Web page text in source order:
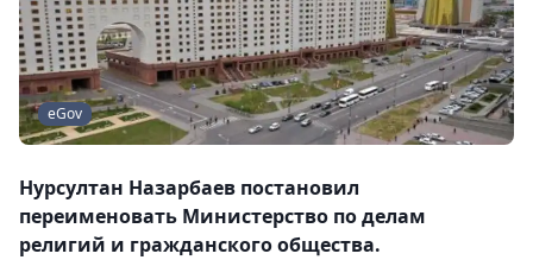
eGov
Нурсултан Назарбаев постановил
переименовать Министерство по делам
религий и гражданского общества.